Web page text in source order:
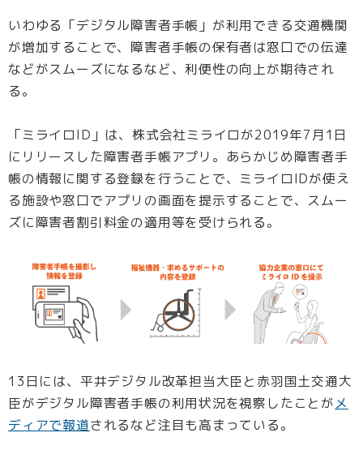
いわゆる「デジタル障害者手帳」が利用できる交通機関
が増加することで、障害者手帳の保有者は窓口での伝達
などがスムーズになるなど、利便性の向上が期待され
る。
「ミライロID」は、株式会社ミライロが2019年7月1日
にリリースした障害者手帳アプリ。あらかじめ障害者手
帳の情報に関する登録を行うことで、ミライロIDが使え
る施設や窓口でアプリの画面を提示することで、スムー
ズに障害者割引料金の適用等を受けられる。
13日には、平井デジタル改革担当大臣と赤羽国土交通大
臣がデジタル障害者手帳の利用状況を視察したことがメ
ディアで報道されるなど注目も高まっている。